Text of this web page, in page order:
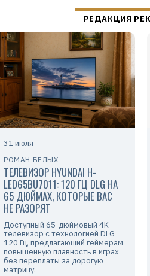
31 июля
РОМАН БЕЛЫХ
ТЕЛЕВИЗОР HYUNDAI H-
LED65BU7011: 120 ГЦ DLG НА
65 ДЮЙМАХ, КОТОРЫЕ ВАС
НЕ РАЗОРЯТ
Доступный 65-дюймовый 4K-
телевизор с технологией DLG
120 Гц, предлагающий геймерам
повышенную плавность в играх
без переплаты за дорогую
матрицу.